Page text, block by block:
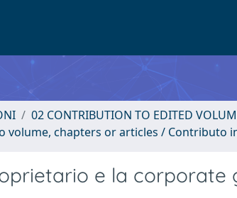
02 CONTRIBUTION TO EDITED
volume, chapters or articles / Contributo
e la